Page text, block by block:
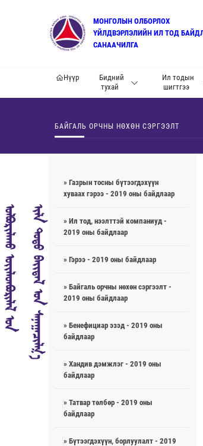
МОНГОЛЫН ОЛБОРЛОХ
ҮЙЛДВЭРЛЭЛИЙН ИЛ ТОД
САНААЧИЛГА
Нүүр
Бидний
тухай
Ил тодын
шигтгээ
БАЙГАЛЬ ОРЧНЫ НӨХӨН СЭРГЭЭЛТ
» Газрын тосны бүтээгдэхүүн
хуваах гэрээ - 2019 оны байдлаар
» Ил тод, нээлттэй компаниуд -
2019 оны байдлаар
» Гэрээ - 2019 оны байдлаар
» Байгаль орчны нөхөн сэргээлт -
2019 оны байдлаар
» Бенефициар эзэд - 2019 оны
байдлаар
» Хандив дэмжлэг - 2019 оны
байдлаар
» Татвар төлбөр - 2019 оны
байдлаар
» Бүтээгдэхүүн, борлуулалт - 2019